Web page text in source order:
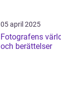
05 april 2025
Fotografens
och berättelser